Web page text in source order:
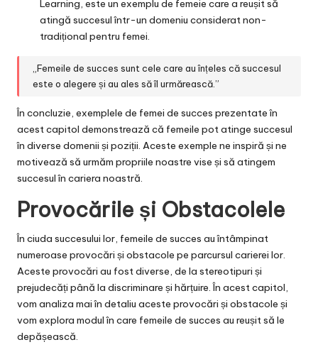
Learning, este un exemplu de femeie care a reușit să
atingă succesul într-un domeniu considerat non-
tradițional pentru femei.
„Femeile de succes sunt cele care au înțeles că succesul
este o alegere și au ales să îl urmărească.”
În concluzie, exemplele de femei de succes prezentate în
acest capitol demonstrează că femeile pot atinge succesul
în diverse domenii și poziții. Aceste exemple ne inspiră și ne
motivează să urmăm propriile noastre vise și să atingem
succesul în cariera noastră.
Provocările și Obstacolele
În ciuda succesului lor, femeile de succes au întâmpinat
numeroase provocări și obstacole pe parcursul carierei lor.
Aceste provocări au fost diverse, de la stereotipuri și
prejudecăți până la discriminare și hărțuire. În acest capitol,
vom analiza mai în detaliu aceste provocări și obstacole și
vom explora modul în care femeile de succes au reușit să le
depășească.